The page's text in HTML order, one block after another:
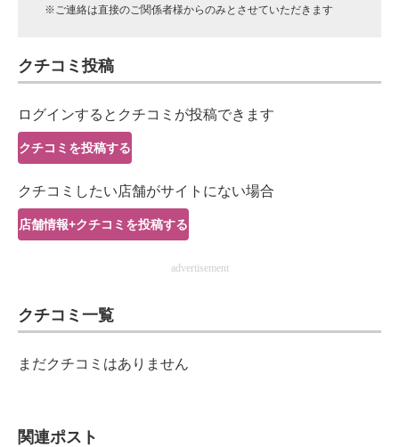
経営リーダーのコミュニティ
ITエンジニア向け専門サイト
企業向けIT製品の総合サイト
IT製品の技術・比較・事例
製造業のIT導入・活用を支援
エレクトロニクス専門サイト
電子設計の基本と応用
ちょっと気になるネットの話題
※ご連絡は直接のご関係者様からのみとさせていただきます
クチコミ投稿
ログインするとクチコミが投稿できます
クチコミを投稿する
クチコミしたい店舗がサイトにない場合
店舗情報+クチコミを投稿する
advertisement
クチコミ一覧
まだクチコミはありません
関連ポスト